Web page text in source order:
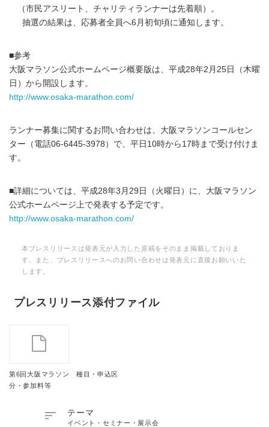
（市民アスリート、チャリティランナーは先着順）。
抽選の結果は、応募者全員へ6月初旬頃に通知します。
■参考
大阪マラソン公式ホームページ概要版は、平成28年2月25日（木曜
日）から開設します。
http://www.osaka-marathon.com/
ランナー募集に関するお問い合わせは、大阪マラソンコールセン
ター（電話06-6445-3978）で、平日10時から17時まで受け付けま
す。
■詳細については、平成28年3月29日（火曜日）に、大阪マラソン
公式ホームページ上で発表する予定です。
http://www.osaka-marathon.com/
本プレスリリースは発表元が入力した原稿をそのまま掲載しておりま
す。また、プレスリリースへのお問い合わせは発表元に直接お願いいた
します。
プレスリリース添付ファイル
第6回大阪マラソン 種目・申込区
分・参加料等
 テーマ
イベント・セミナー・展示会